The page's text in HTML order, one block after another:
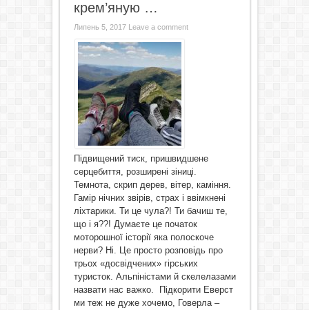
крем’яную …
Липень 5, 2017 Leave a comment
Підвищений тиск, пришвидшене
серцебиття, розширені зіниці.
Темнота, скрип дерев, вітер, каміння.
Гамір нічних звірів, страх і ввімкнені
ліхтарики. Ти це чула?! Ти бачиш те,
що і я??! Думаєте це початок
моторошної історії яка полоскоче
нерви? Ні. Це просто розповідь про
трьох «досвідчених» гірських
туристок. Альпіністами й скелелазами
назвати нас важко. Підкорити Еверст
ми теж не дуже хочемо, Говерла –